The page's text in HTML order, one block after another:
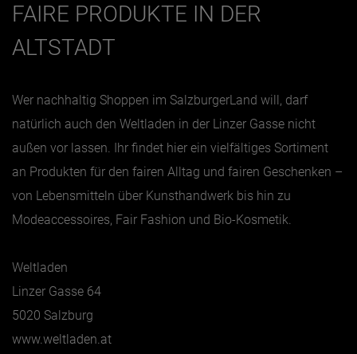
FAIRE PRODUKTE IN DER
ALTSTADT
Wer nachhaltig Shoppen im SalzburgerLand will, darf
natürlich auch den Weltladen in der Linzer Gasse nicht
außen vor lassen. Ihr findet hier ein vielfältiges Sortiment
an Produkten für den fairen Alltag und fairen Geschenken –
von Lebensmitteln über Kunsthandwerk bis hin zu
Modeaccessoires, Fair Fashion und Bio-Kosmetik.
Weltladen
Linzer Gasse 64
5020 Salzburg
www.weltladen.at